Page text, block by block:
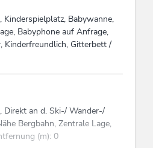
Kinderspielplatz, Babywanne,
Babyphone auf Anfrage,
Kinderfreundlich, Gitterbett /
Direkt an d. Ski-/ Wander-/
Bergbahn, Zentrale Lage,
(m): 0